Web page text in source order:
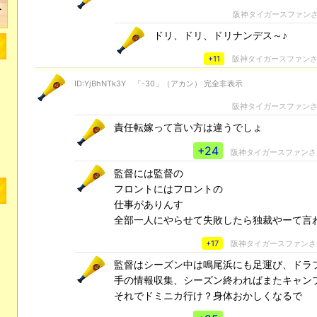
阪神タイガースファン
ドリ、ドリ、ドリナンデス～♪
+11 阪神タイガースファン
ID:YjBhNTk3Y 「-30」（アカン） 完全非表示
阪神タイガースファン
責任転嫁って言い方は違うでしょ
+24 阪神タイガースファン
監督には監督の
フロントにはフロントの
仕事がありんす
全部一人にやらせて失敗したら独裁やーて言
+17 阪神タイガースファン
監督はシーズン中は鳴尾浜にも足運び、ドラ
手の情報収集、シーズン終わればまたキャン
それでドミニカ行け？身体おかしくなるで